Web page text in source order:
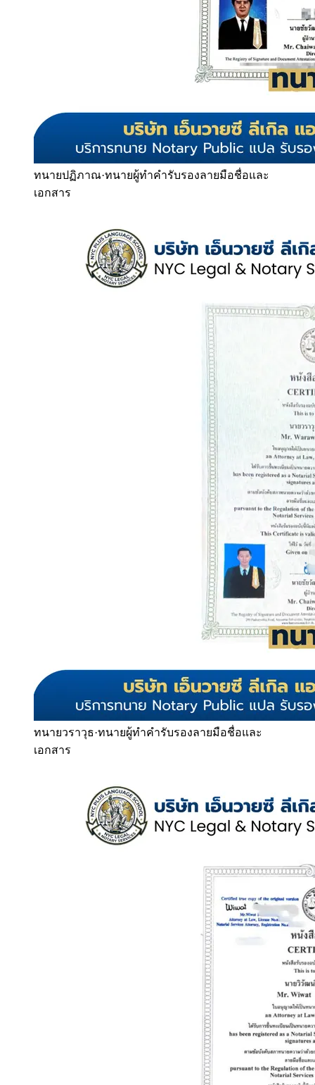
ทนายปฏิภาณ·ทนายผู้ทำคำรับรองลายมือชื่อและ
เอกสาร
ทนายวราวุธ·ทนายผู้ทำคำรับรองลายมือชื่อและ
เอกสาร